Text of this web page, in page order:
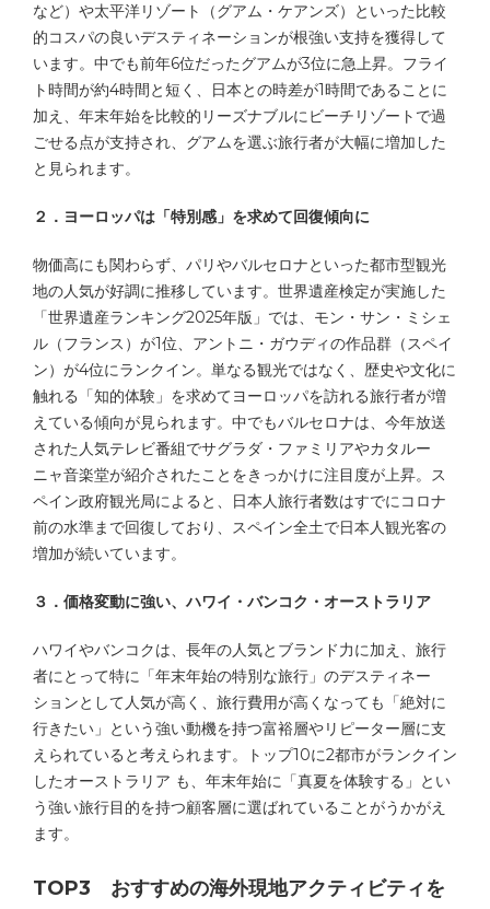
など）や太平洋リゾート（グアム・ケアンズ）といった比較
的コスパの良いデスティネーションが根強い支持を獲得して
います。中でも前年6位だったグアムが3位に急上昇。フライ
ト時間が約4時間と短く、日本との時差が1時間であることに
加え、年末年始を比較的リーズナブルにビーチリゾートで過
ごせる点が支持され、グアムを選ぶ旅行者が大幅に増加した
と見られます。
２．ヨーロッパは「特別感」を求めて回復傾向に
物価高にも関わらず、パリやバルセロナといった都市型観光
地の人気が好調に推移しています。世界遺産検定が実施した
「世界遺産ランキング2025年版」では、モン・サン・ミシェ
ル（フランス）が1位、アントニ・ガウディの作品群（スペイ
ン）が4位にランクイン。単なる観光ではなく、歴史や文化に
触れる「知的体験」を求めてヨーロッパを訪れる旅行者が増
えている傾向が見られます。中でもバルセロナは、今年放送
された人気テレビ番組でサグラダ・ファミリアやカタルー
ニャ音楽堂が紹介されたことをきっかけに注目度が上昇。ス
ペイン政府観光局によると、日本人旅行者数はすでにコロナ
前の水準まで回復しており、スペイン全土で日本人観光客の
増加が続いています。
３．価格変動に強い、ハワイ・バンコク・オーストラリア
ハワイやバンコクは、長年の人気とブランド力に加え、旅行
者にとって特に「年末年始の特別な旅行」のデスティネー
ションとして人気が高く、旅行費用が高くなっても「絶対に
行きたい」という強い動機を持つ富裕層やリピーター層に支
えられていると考えられます。トップ10に2都市がランクイン
したオーストラリア も、年末年始に「真夏を体験する」とい
う強い旅行目的を持つ顧客層に選ばれていることがうかがえ
ます。
TOP3 おすすめの海外現地アクティビティを